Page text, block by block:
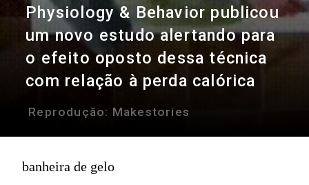
Physiology & Behavior publicou
um novo estudo alertando para
o efeito oposto dessa técnica
com relação à perda calórica
Reprodução: Makestories
banheira de gelo